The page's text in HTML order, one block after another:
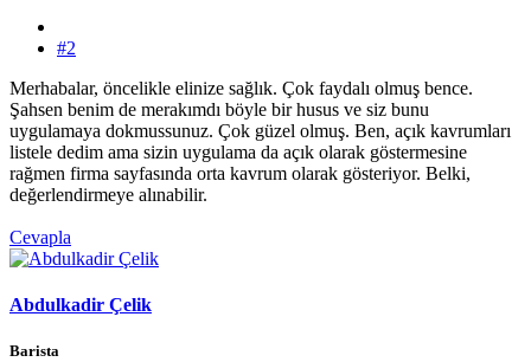
#2
Merhabalar, öncelikle elinize sağlık. Çok faydalı olmuş bence.
Şahsen benim de merakımdı böyle bir husus ve siz bunu
uygulamaya dokmussunuz. Çok güzel olmuş. Ben, açık kavrumları
listele dedim ama sizin uygulama da açık olarak göstermesine
rağmen firma sayfasında orta kavrum olarak gösteriyor. Belki,
değerlendirmeye alınabilir.
Cevapla
Abdulkadir Çelik
Barista